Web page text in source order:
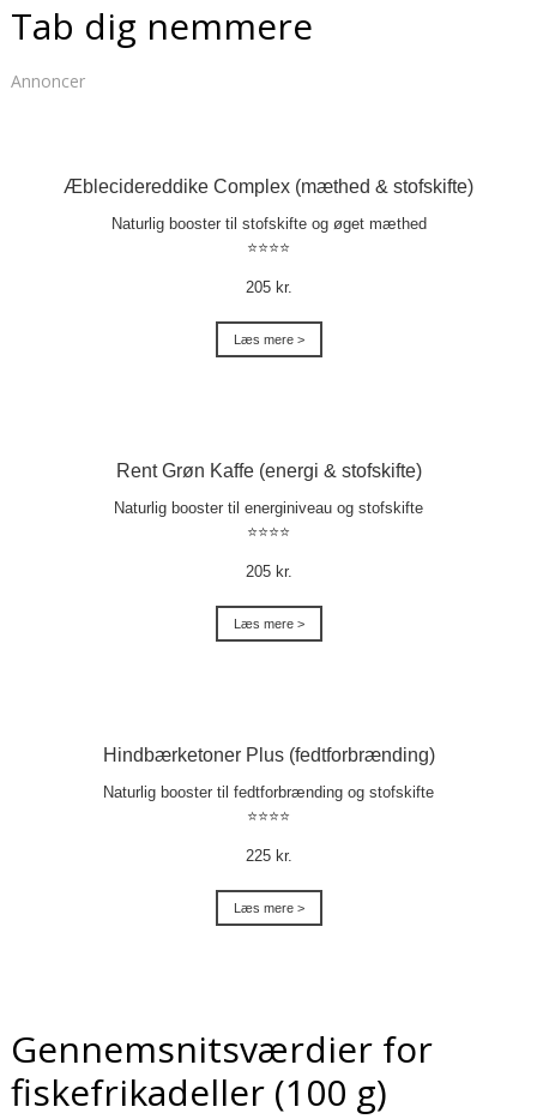
Tab dig nemmere
Annoncer
Æblecidereddike Complex (mæthed & stofskifte)
Naturlig booster til stofskifte og øget mæthed
⭐⭐⭐⭐
205 kr.
Læs mere >
Rent Grøn Kaffe (energi & stofskifte)
Naturlig booster til energiniveau og stofskifte
⭐⭐⭐⭐
205 kr.
Læs mere >
Hindbærketoner Plus (fedtforbrænding)
Naturlig booster til fedtforbrænding og stofskifte
⭐⭐⭐⭐
225 kr.
Læs mere >
Gennemsnitsværdier for
fiskefrikadeller (100 g)